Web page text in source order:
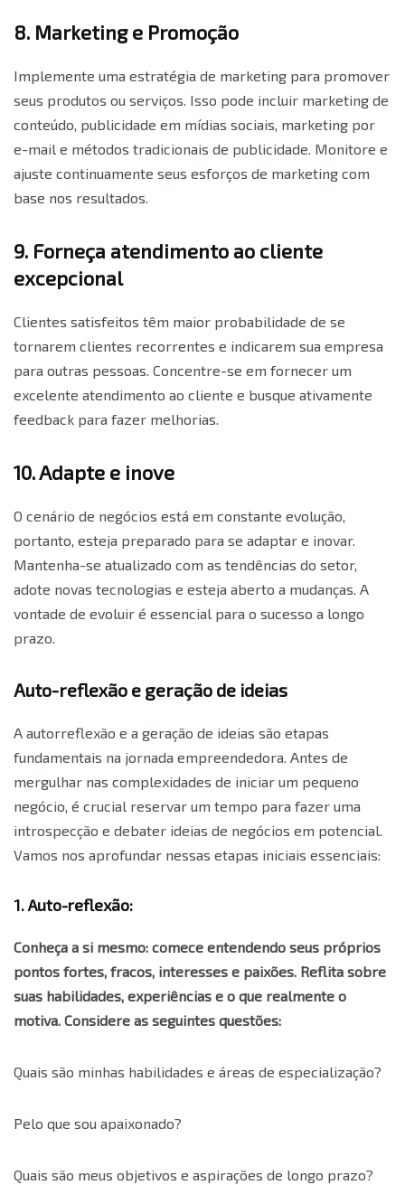
8. Marketing e Promoção
Implemente uma estratégia de marketing para promover
seus produtos ou serviços. Isso pode incluir marketing de
conteúdo, publicidade em mídias sociais, marketing por
e-mail e métodos tradicionais de publicidade. Monitore e
ajuste continuamente seus esforços de marketing com
base nos resultados.
9. Forneça atendimento ao cliente
excepcional
Clientes satisfeitos têm maior probabilidade de se
tornarem clientes recorrentes e indicarem sua empresa
para outras pessoas. Concentre-se em fornecer um
excelente atendimento ao cliente e busque ativamente
feedback para fazer melhorias.
10. Adapte e inove
O cenário de negócios está em constante evolução,
portanto, esteja preparado para se adaptar e inovar.
Mantenha-se atualizado com as tendências do setor,
adote novas tecnologias e esteja aberto a mudanças. A
vontade de evoluir é essencial para o sucesso a longo
prazo.
Auto-reflexão e geração de ideias
A autorreflexão e a geração de ideias são etapas
fundamentais na jornada empreendedora. Antes de
mergulhar nas complexidades de iniciar um pequeno
negócio, é crucial reservar um tempo para fazer uma
introspecção e debater ideias de negócios em potencial.
Vamos nos aprofundar nessas etapas iniciais essenciais:
1. Auto-reflexão:
Conheça a si mesmo: comece entendendo seus próprios
pontos fortes, fracos, interesses e paixões. Reflita sobre
suas habilidades, experiências e o que realmente o
motiva. Considere as seguintes questões:
Quais são minhas habilidades e áreas de especialização?
Pelo que sou apaixonado?
Quais são meus objetivos e aspirações de longo prazo?